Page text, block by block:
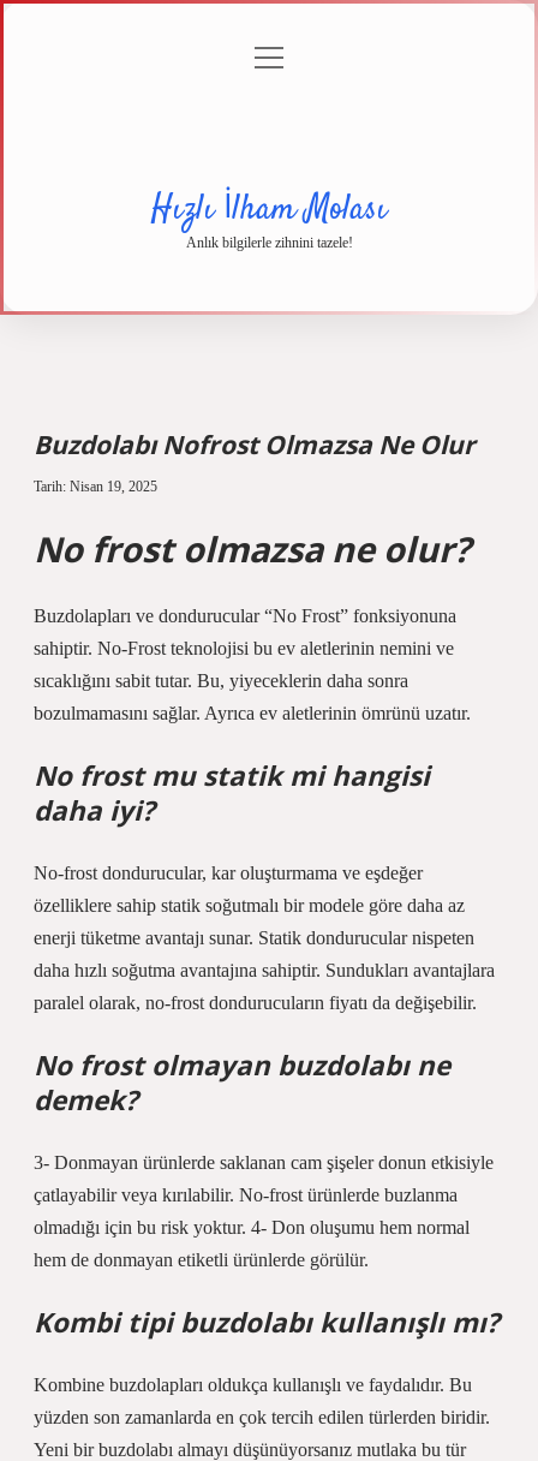
menüyü
Hızlı İlham Molası
Anlık bilgilerle zihnini tazele!
Buzdolabı Nofrost Olmazsa Ne Olur
Tarih: Nisan 19, 2025
No frost olmazsa ne olur?
Buzdolapları ve dondurucular “No Frost” fonksiyonuna
sahiptir. No-Frost teknolojisi bu ev aletlerinin nemini ve
sıcaklığını sabit tutar. Bu, yiyeceklerin daha sonra
bozulmamasını sağlar. Ayrıca ev aletlerinin ömrünü uzatır.
No frost mu statik mi hangisi
daha iyi?
No-frost dondurucular, kar oluşturmama ve eşdeğer
özelliklere sahip statik soğutmalı bir modele göre daha az
enerji tüketme avantajı sunar. Statik dondurucular nispeten
daha hızlı soğutma avantajına sahiptir. Sundukları avantajlara
paralel olarak, no-frost dondurucuların fiyatı da değişebilir.
No frost olmayan buzdolabı ne
demek?
3- Donmayan ürünlerde saklanan cam şişeler donun etkisiyle
çatlayabilir veya kırılabilir. No-frost ürünlerde buzlanma
olmadığı için bu risk yoktur. 4- Don oluşumu hem normal
hem de donmayan etiketli ürünlerde görülür.
Kombi tipi buzdolabı kullanışlı mı?
Kombine buzdolapları oldukça kullanışlı ve faydalıdır. Bu
yüzden son zamanlarda en çok tercih edilen türlerden biridir.
Yeni bir buzdolabı almayı düşünüyorsanız mutlaka bu tür